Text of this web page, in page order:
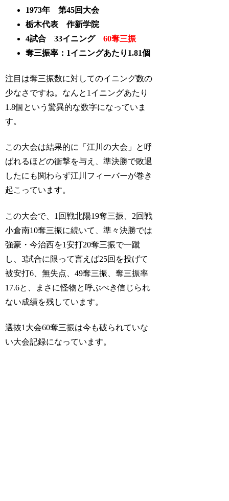
1973年 第45回大会
栃木代表 作新学院
4試合 33イニング60奪三振
奪三振率：1イニングあたり1.81個
注目は奪三振数に対してのイニング数の
少なさですね。なんと1イニングあたり
1.8個という驚異的な数字になっていま
す。
この大会は結果的に「江川の大会」と呼
ばれるほどの衝撃を与え、準決勝で敗退
したにも関わらず江川フィーバーが巻き
起こっています。
この大会で、1回戦北陽19奪三振、2回戦
小倉南10奪三振に続いて、準々決勝では
強豪・今治西を1安打20奪三振で一蹴
し、3試合に限って言えば25回を投げて
被安打6、無失点、49奪三振、奪三振率
17.6と、まさに怪物と呼ぶべき信じられ
ない成績を残しています。
選抜1大会60奪三振は今も破られていな
い大会記録になっています。